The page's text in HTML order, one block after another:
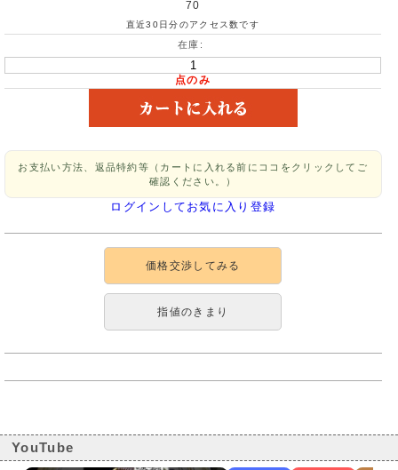
70
直近30日分のアクセス数です
在庫:
点のみ
お支払い方法、返品特約等（カートに入れる前にココをクリックしてご
確認ください。）
ログインしてお気に入り登録
価格交渉してみる
指値のきまり
YouTube